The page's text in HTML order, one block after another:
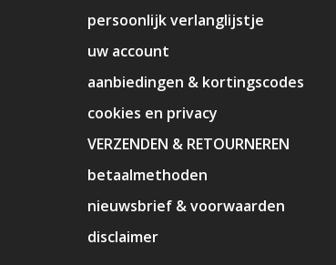
persoonlijk verlanglijstje
uw account
aanbiedingen & kortingscodes
cookies en privacy
VERZENDEN & RETOURNEREN
betaalmethoden
nieuwsbrief & voorwaarden
disclaimer